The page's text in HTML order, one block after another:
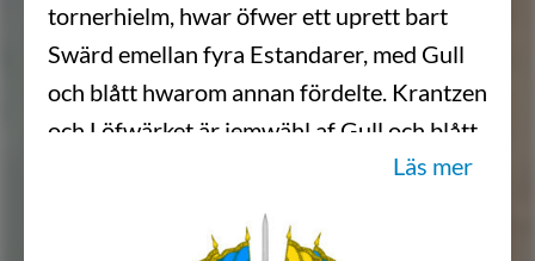
tornerhielm, hwar öfwer ett uprett bart
Swärd emellan fyra Estandarer, med Gull
och blått hwarom annan fördelte. Krantzen
och Löfwärket är iemwähl af Gull och blått.
Aldeles som detta Wapnet med deβ rätte
och egentelige färgor här hos står
repræsenterat och afmåhlat.”
Läs mer